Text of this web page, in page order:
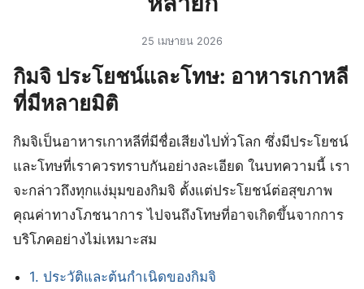
25 เมษายน 2026
กิมจิ ประโยชน์และโทษ: อาหารเกาหลี
ที่มีหลายมิติ
กิมจิเป็นอาหารเกาหลีที่มีชื่อเสียงไปทั่วโลก ซึ่งมีประโยชน์
และโทษที่เราควรทราบกันอย่างละเอียด ในบทความนี้ เรา
จะกล่าวถึงทุกแง่มุมของกิมจิ ตั้งแต่ประโยชน์ต่อสุขภาพ
คุณค่าทางโภชนาการ ไปจนถึงโทษที่อาจเกิดขึ้นจากการ
บริโภคอย่างไม่เหมาะสม
1. ประวัติและต้นกำเนิดของกิมจิ